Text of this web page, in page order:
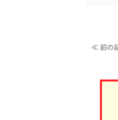
≪ 前の